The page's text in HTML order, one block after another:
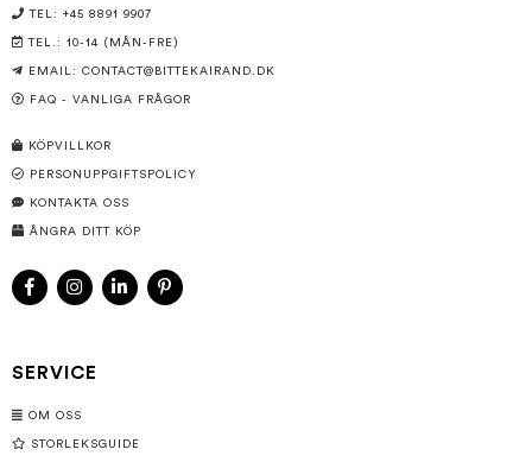
TEL: +45 8891 9907
TEL.: 10-14 (MÅN-FRE)
EMAIL: CONTACT@BITTEKAIRAND.DK
FAQ - VANLIGA FRÅGOR
KÖPVILLKOR
PERSONUPPGIFTSPOLICY
KONTAKTA OSS
ÅNGRA DITT KÖP
SERVICE
OM OSS
STORLEKSGUIDE